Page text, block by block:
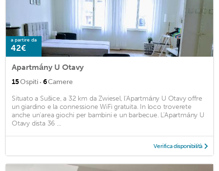
a partire da
42€
Apartmány U Otavy
15Ospiti · 6Camere
Situato a Sušice, a 32 km da Zwiesel, l'Apartmány U Otavy offre
un giardino e la connessione WiFi gratuita. In loco troverete
anche un'area giochi per bambini e un barbecue. L'Apartmány U
Otavy dista 36 ...
Verifica disponibilità